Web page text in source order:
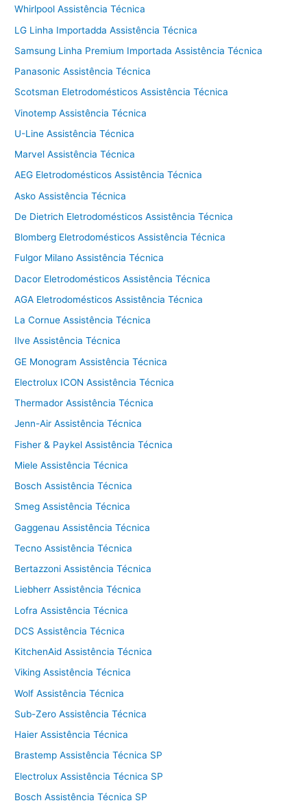
Whirlpool Assistência Técnica
LG Linha Importadda Assistência Técnica
Samsung Linha Premium Importada Assistência Técnica
Panasonic Assistência Técnica
Scotsman Eletrodomésticos Assistência Técnica
Vinotemp Assistência Técnica
U-Line Assistência Técnica
Marvel Assistência Técnica
AEG Eletrodomésticos Assistência Técnica
Asko Assistência Técnica
De Dietrich Eletrodomésticos Assistência Técnica
Blomberg Eletrodomésticos Assistência Técnica
Fulgor Milano Assistência Técnica
Dacor Eletrodomésticos Assistência Técnica
AGA Eletrodomésticos Assistência Técnica
La Cornue Assistência Técnica
Ilve Assistência Técnica
GE Monogram Assistência Técnica
Electrolux ICON Assistência Técnica
Thermador Assistência Técnica
Jenn-Air Assistência Técnica
Fisher & Paykel Assistência Técnica
Miele Assistência Técnica
Bosch Assistência Técnica
Smeg Assistência Técnica
Gaggenau Assistência Técnica
Tecno Assistência Técnica
Bertazzoni Assistência Técnica
Liebherr Assistência Técnica
Lofra Assistência Técnica
DCS Assistência Técnica
KitchenAid Assistência Técnica
Viking Assistência Técnica
Wolf Assistência Técnica
Sub-Zero Assistência Técnica
Haier Assistência Técnica
Brastemp Assistência Técnica SP
Electrolux Assistência Técnica SP
Bosch Assistência Técnica SP